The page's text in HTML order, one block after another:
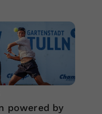
powered by